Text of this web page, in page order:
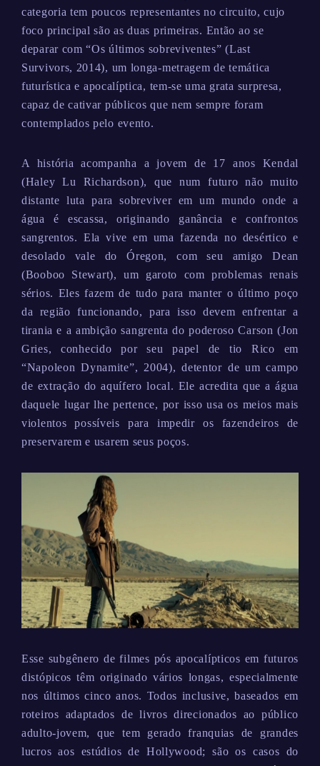
categoria tem poucos representantes no circuito, cujo
foco principal são as duas primeiras. Então ao se
deparar com “Os últimos sobreviventes” (Last
Survivors, 2014), um longa-metragem de temática
futurística e apocalíptica, tem-se uma grata surpresa,
capaz de cativar públicos que nem sempre foram
contemplados pelo evento.
A história acompanha a jovem de 17 anos Kendal
(Haley Lu Richardson), que num futuro não muito
distante luta para sobreviver em um mundo onde a
água é escassa, originando ganância e confrontos
sangrentos. Ela vive em uma fazenda no desértico e
desolado vale do Óregon, com seu amigo Dean
(Booboo Stewart), um garoto com problemas renais
sérios. Eles fazem de tudo para manter o último poço
da região funcionando, para isso devem enfrentar a
tirania e a ambição sangrenta do poderoso Carson (Jon
Gries, conhecido por seu papel de tio Rico em
“Napoleon Dynamite”, 2004), detentor de um campo
de extração do aquífero local. Ele acredita que a água
daquele lugar lhe pertence, por isso usa os meios mais
violentos possíveis para impedir os fazendeiros de
preservarem e usarem seus poços.
Esse subgênero de filmes pós apocalípticos em futuros
distópicos têm originado vários longas, especialmente
nos últimos cinco anos. Todos inclusive, baseados em
roteiros adaptados de livros direcionados ao público
adulto-jovem, que tem gerado franquias de grandes
lucros aos estúdios de Hollywood; são os casos do